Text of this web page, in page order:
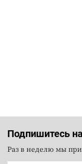
Подпишитесь
Раз в неделю мы